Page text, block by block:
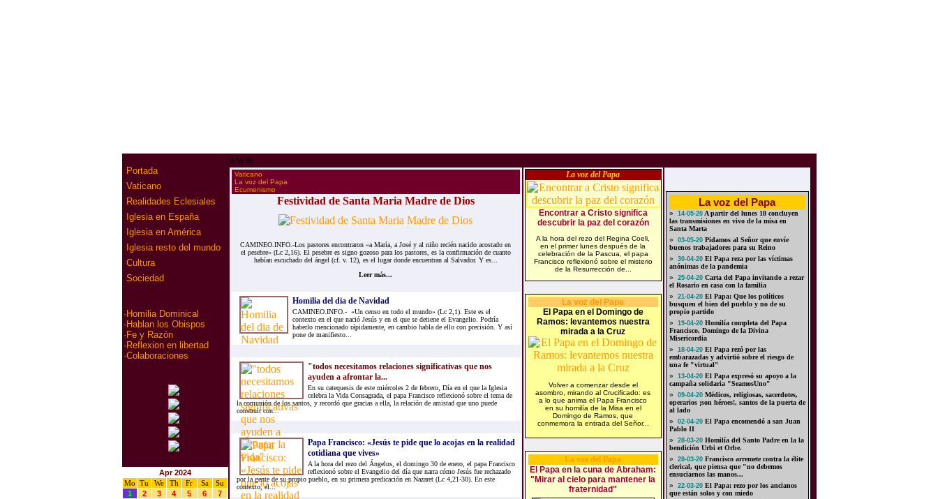
Portada
Vaticano
Realidades Eclesiales
Iglesia en España
Iglesia en América
Iglesia resto del mundo
Cultura
Sociedad
· Homilia Dominical
· Hablan los Obispos
· Fe y Razón
· Reflexion en libertad
·Colaboraciones
Apr 2024
Mo Tu We Th Fr Sa
Su
1
2 3 4 5 6
7
www
·Vaticano
·La voz del Papa
·Ecumenismo
Festividad de Santa Maria Madre de Dios
CAMINEO.INFO.-Los pastores encontraron «a María, a José y al niño recién nacido acostado en
el pesebre» (Lc 2,16). El pesebre es signo gozoso para los pastores, es la confirmación de cuanto
habían escuchado del ángel (cf. v. 12), es el lugar donde encuentran al Salvador. Y es...
Leer más...
Homilia del dia de Navidad
CAMINEO.INFO.- «Un censo en todo el mundo» (Lc 2,1). Este es el
contexto en el que nació Jesús y en el que se detiene el Evangelio. Podría
haberlo mencionado rápidamente, en cambio habla de ello con precisión. Y así
pone de manifiesto...
"todos necesitamos relaciones significativas que nos
ayuden a afrontar la...
En su catequesis de este miércoles 2 de febrero, Día en el que la Iglesia
celebra la Vida Consagrada, el papa Francisco reflexionó sobre el tema de
la comunión de los santos, y recordó que gracias a ella, la relación de amistad que uno puede
construir con...
Papa Francisco: «Jesús te pide que lo acojas en la realidad
cotidiana que vives»
A la hora del rezo del Ángelus, el domingo 30 de enero, el papa Francisco
reflexionó sobre el Evangelio del día que narra cómo Jesús fue rechazado
por la gente de su propio pueblo, en su primera predicación en Nazaret (Lc 4,21-30). En este
contexto, el...
La voz del Papa
Encontrar a Cristo significa
descubrir la paz del corazón
A la hora del rezo del Regina Coeli,
en el primer lunes después de la
celebración de la Pascua, el papa
Francisco reflexionó sobre el misterio
de la Resurrección de...
La voz del Papa
El Papa en el Domingo de
Ramos: levantemos nuestra
mirada a la Cruz
Volver a comenzar desde el
asombro, mirando al Crucificado: es
a lo que anima el Papa Francisco
en su homilía de la Misa en el
Domingo de Ramos, que
conmemora la entrada del Señor...
La voz del Papa
El Papa en la cuna de Abraham:
"Mirar al cielo para mantener la
fraternidad"
La voz del Papa
» 14-05-20A partir del lunes 18 concluyen
las transmisiones en vivo de la misa en
Santa Marta
»
03-05-20Pidamos al Señor que envíe
buenos trabajadores para su Reino
»
30-04-20El Papa reza por las víctimas
anónimas de la pandemia
»
25-04-20Carta del Papa invitando a rezar
el Rosario en casa con la familia
»
21-04-20El Papa: Que los políticos
busquen el bien del pueblo y no de su
propio partido
»
19-04-20Homilía completa del Papa
Francisco, Domingo de la Divina
Misericordia
»
18-04-20El Papa rezó por las
embarazadas y advirtió sobre el riesgo de
una fe "virtual"
»
13-04-20El Papa expresó su apoyo a la
campaña solidaria "SeamosUno"
»
09-04-20Médicos, religiosas, sacerdotes,
operarios ¡son héroes!, santos de la puerta de
al lado
»
02-04-20El Papa encomendó a san Juan
Pablo II
»
28-03-20Homilía del Santo Padre en la la
bendición Urbi et Orbe.
»
28-03-20Francisco arremete contra la élite
clerical, que piensa que "no debemos
ensuciarnos las manos...
»
22-03-20El Papa: rezo por los ancianos
que están solos y con miedo